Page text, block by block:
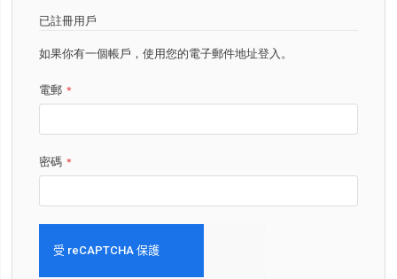
已註冊用戶
如果你有一個帳戶，使用您的電子郵件地址登入。
電郵
密碼